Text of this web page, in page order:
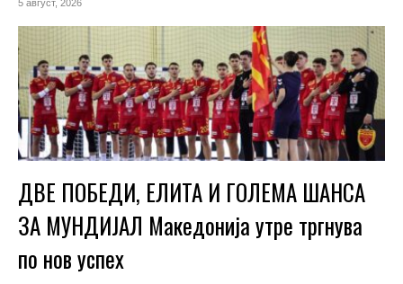
5 август, 2026
ДВЕ ПОБЕДИ, ЕЛИТА И ГОЛЕМА ШАНСА
ЗА МУНДИЈАЛ Македонија утре тргнува
по нов успех